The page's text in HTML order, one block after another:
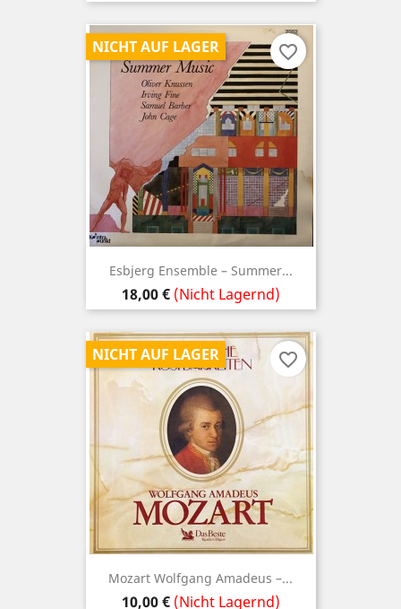
Esbjerg Ensemble ‎– Summer...
Preis
18,00 € (Nicht Lagernd)
NICHT AUF LAGER favorite_border
Mozart ‎Wolfgang Amadeus –...
Preis
10,00 € (Nicht Lagernd)
NICHT AUF LAGER favorite_border